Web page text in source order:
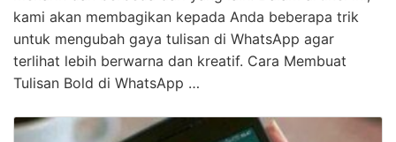
Tulisan Terpecaya
KLIK DISINI UNTUK DOWNLOAD 3 EBOOK WA
MARKETING GRATIS >>> Ada banyak cara untuk
mengedit tulisan di WhatsApp agar terlihat lebih
kami akan membagikan kepada Anda beberapa trik